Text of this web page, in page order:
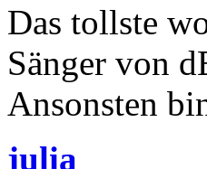
Das tollste
Sänger von
Ansonsten
julia